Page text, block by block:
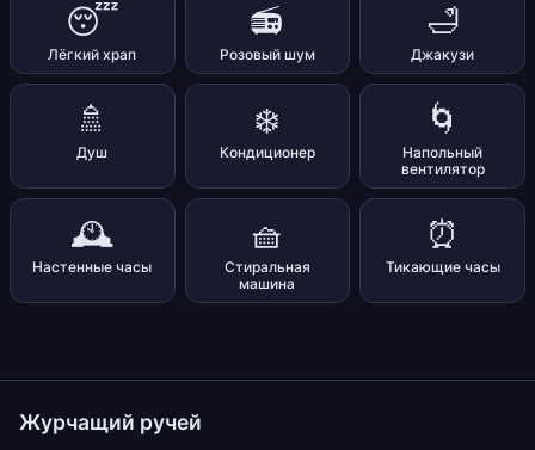
😴
Лёгкий храп
📻
Розовый шум
🛁
Джакузи
🚿
Душ
❄️
Кондиционер
🌀
Напольный
вентилятор
🕰️
Настенные часы
🧺
Стиральная
машина
⏰
Тикающие часы
Журчащий ручей